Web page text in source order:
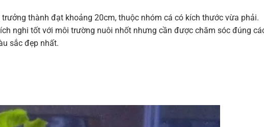
thành đạt khoảng 20cm, thuộc nhóm cá có kích thước vừa phải.
nghi tốt với môi trường nuôi nhốt nhưng cần được chăm sóc đúng
sắc đẹp nhất.